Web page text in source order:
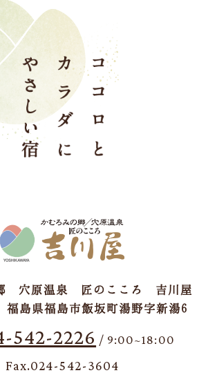
穴原温泉 匠のこころ 吉川屋
福島県福島市飯坂町湯野字新湯6
542-2226 / 9:00~18:00
Fax.024-542-3604